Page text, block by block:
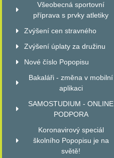
Všeobecná sportovní
příprava s prvky atletiky
Zvýšení cen stravného
Zvýšení úplaty za družinu
Nové číslo Popopisu
Bakaláři - změna v mobilní
aplikaci
SAMOSTUDIUM - ONLINE
PODPORA
Koronavirový speciál
školního Popopisu je na
světě!